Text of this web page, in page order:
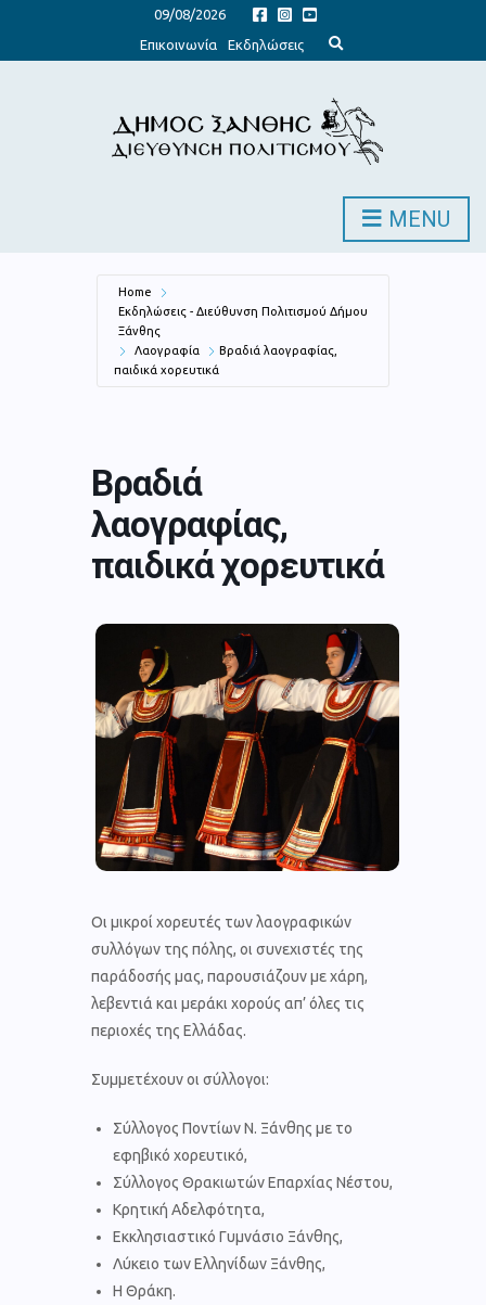
09/08/2026
Επικοινωνία
Εκδηλώσεις
x
d
s
e
c
o
MENU
Home
Εκδηλώσεις - Διεύθυνση Πολιτισμού Δήμου
Ξάνθης
Λαογραφία
Βραδιά λαογραφίας,
παιδικά χορευτικά
Βραδιά
λαογραφίας,
παιδικά χορευτικά
Οι μικροί χορευτές των λαογραφικών
συλλόγων της πόλης, οι συνεχιστές της
παράδοσής μας, παρουσιάζουν με χάρη,
λεβεντιά και μεράκι χορούς απ’ όλες τις
περιοχές της Ελλάδας.
Συμμετέχουν οι σύλλογοι:
Σύλλογος Ποντίων Ν. Ξάνθης με το
εφηβικό χορευτικό,
Σύλλογος Θρακιωτών Επαρχίας Νέστου,
Κρητική Αδελφότητα,
Εκκλησιαστικό Γυμνάσιο Ξάνθης,
Λύκειο των Ελληνίδων Ξάνθης,
Η Θράκη.